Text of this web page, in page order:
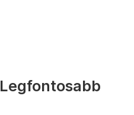
Legfontosabb